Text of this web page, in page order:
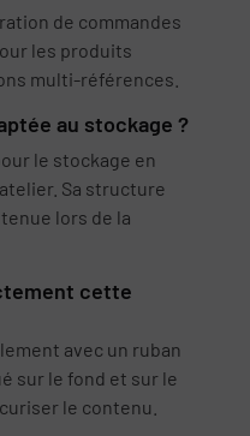
de commandes
les produits
multi-références.
au stockage ?
le stockage en
Sa structure
lors de la
cette
avec un ruban
sur le fond et sur le
le contenu.